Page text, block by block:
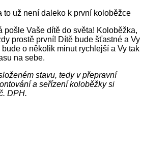
to už není daleko k první koloběžce
pošle Vaše dítě do světa! Koloběžka,
prostě první! Dítě bude šťastné a Vy
o několik minut rychlejší a Vy tak
na sebe.
stavu, tedy v přepravní
a seřízení koloběžky si
DPH.